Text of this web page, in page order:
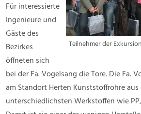
Teilnehmer der Exkursion
Für interessierte
Ingenieure und
Gäste des
Bezirkes
öffneten sich
bei der Fa. Vogelsang die Tore. Die Fa.
am Standort Herten Kunststoffrohre aus
unterschiedlichsten Werkstoffen wie